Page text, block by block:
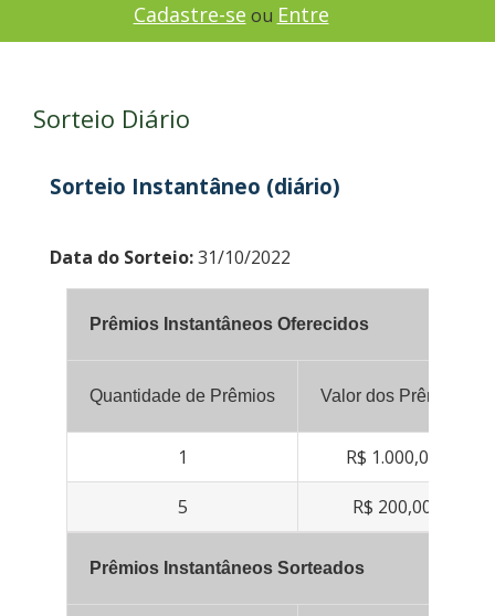
Cadastre-se ou Entre
Sorteio Diário
Sorteio Instantâneo (diário)
Data do Sorteio:31/10/2022
Prêmios Instantâneos Oferecidos
Quantidade de Prêmios Valor dos Prêmios
1 R$ 1.000,00
5 R$ 200,00
Prêmios Instantâneos Sorteados